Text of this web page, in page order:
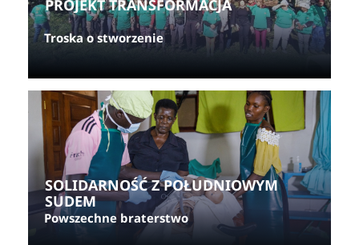
PROJEKT TRANSFORMACJA
Troska o stworzenie
SOLIDARNOŚĆ Z POŁUDNIOWYM
SUDEM
Powszechne braterstwo